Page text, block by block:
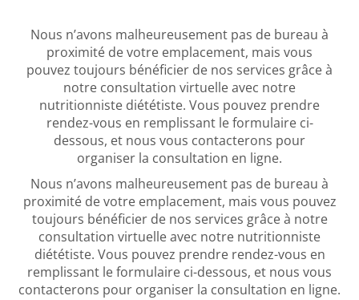
Nous n’avons malheureusement pas de bureau à
proximité de votre emplacement, mais vous
pouvez toujours bénéficier de nos services grâce à
notre consultation virtuelle avec notre
nutritionniste diététiste. Vous pouvez prendre
rendez-vous en remplissant le formulaire ci-
dessous, et nous vous contacterons pour
organiser la consultation en ligne.
Nous n’avons malheureusement pas de bureau à
proximité de votre emplacement, mais vous pouvez
toujours bénéficier de nos services grâce à notre
consultation virtuelle avec notre nutritionniste
diététiste. Vous pouvez prendre rendez-vous en
remplissant le formulaire ci-dessous, et nous vous
contacterons pour organiser la consultation en ligne.